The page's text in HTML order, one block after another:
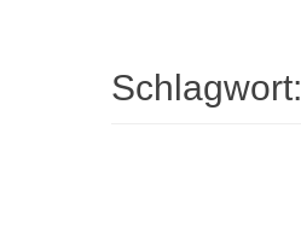
Schlagwort: